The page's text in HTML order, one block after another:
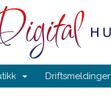
Driftsmeldinger